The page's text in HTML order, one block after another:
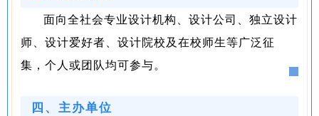
面向全社会专业设计机构、设计公司、独立设计
师、设计爱好者、设计院校及在校师生等广泛征
集，个人或团队均可参与。
四、主办单位